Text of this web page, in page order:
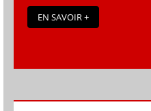
EN SAVOIR +